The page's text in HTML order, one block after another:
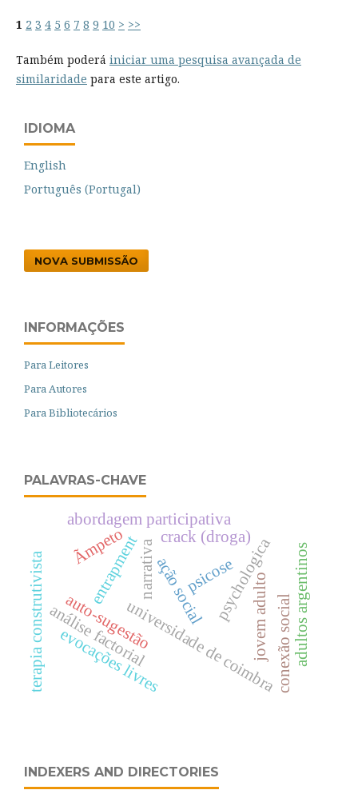
1 2 3 4 5 6 7 8 9 10 > >>
Também poderá iniciar uma pesquisa avançada de
similaridade para este artigo.
IDIOMA
English
Português (Portugal)
NOVA SUBMISSÃO
INFORMAÇÕES
Para Leitores
Para Autores
Para Bibliotecários
PALAVRAS-CHAVE
auto-sugestãoação social
universidade de coimbra
psychologica
análise factorial
narrativa
entrapment
evocações livres jovem adulto
crack (droga)
abordagem participativa
conexão socialadultos argentinos
terapia construtivista psicose
Ãmpeto
INDEXERS AND DIRECTORIES